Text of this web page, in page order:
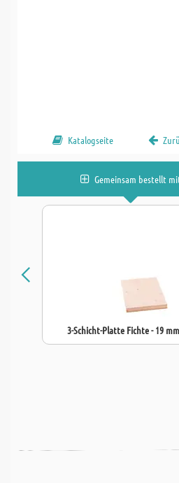
Katalogseite
Gemeinsam bestellt
3-Schicht-Platte Fichte - 19